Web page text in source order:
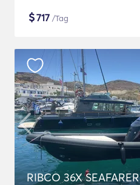
$717 /Tag
RIBCO 36X SEAFARER